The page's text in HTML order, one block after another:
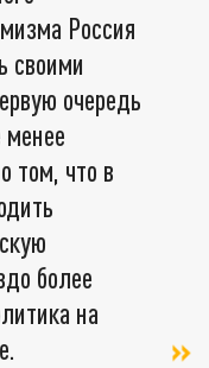
Россия
своими
очередь
том, что в
более
на